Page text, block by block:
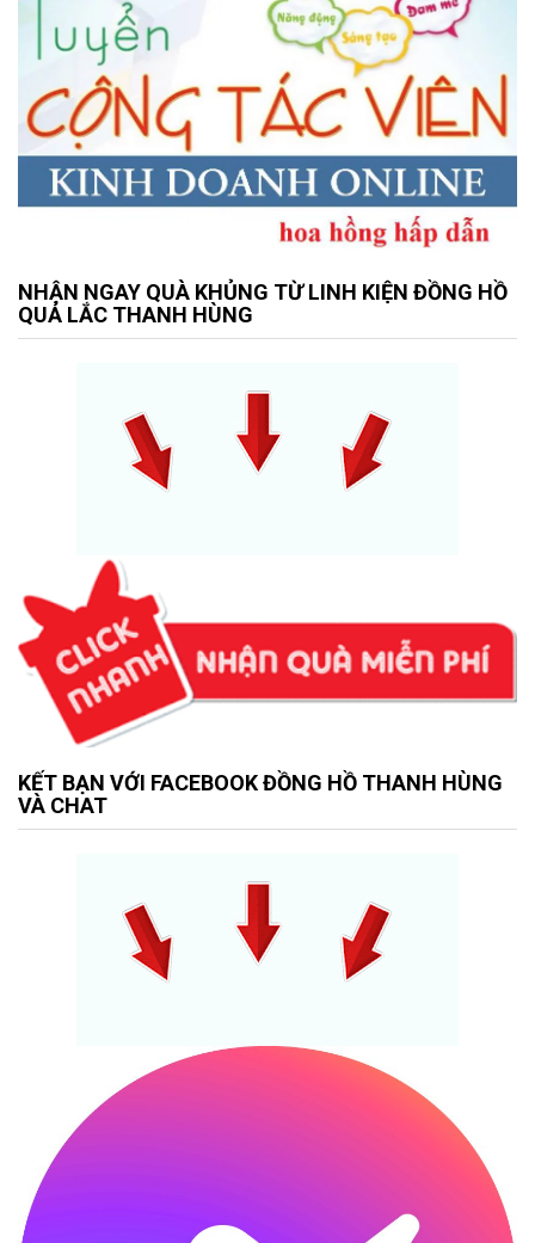
NHẬN NGAY QUÀ KHỦNG TỪ LINH KIỆN ĐỒNG HỒ
QUẢ LẮC THANH HÙNG
KẾT BẠN VỚI FACEBOOK ĐỒNG HỒ THANH HÙNG
VÀ CHAT